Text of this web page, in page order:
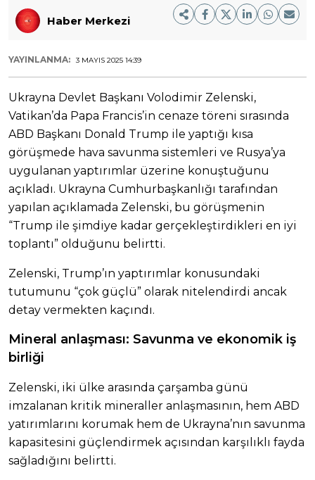
Haber Merkezi
YAYINLANMA: 3 MAYIS 2025 14:39
Ukrayna Devlet Başkanı Volodimir Zelenski,
Vatikan’da Papa Francis’in cenaze töreni sırasında
ABD Başkanı Donald Trump ile yaptığı kısa
görüşmede hava savunma sistemleri ve Rusya’ya
uygulanan yaptırımlar üzerine konuştuğunu
açıkladı. Ukrayna Cumhurbaşkanlığı tarafından
yapılan açıklamada Zelenski, bu görüşmenin
“Trump ile şimdiye kadar gerçekleştirdikleri en iyi
toplantı” olduğunu belirtti.
Zelenski, Trump’ın yaptırımlar konusundaki
tutumunu “çok güçlü” olarak nitelendirdi ancak
detay vermekten kaçındı.
Mineral anlaşması: Savunma ve ekonomik iş
birliği
Zelenski, iki ülke arasında çarşamba günü
imzalanan kritik mineraller anlaşmasının, hem ABD
yatırımlarını korumak hem de Ukrayna’nın savunma
kapasitesini güçlendirmek açısından karşılıklı fayda
sağladığını belirtti.